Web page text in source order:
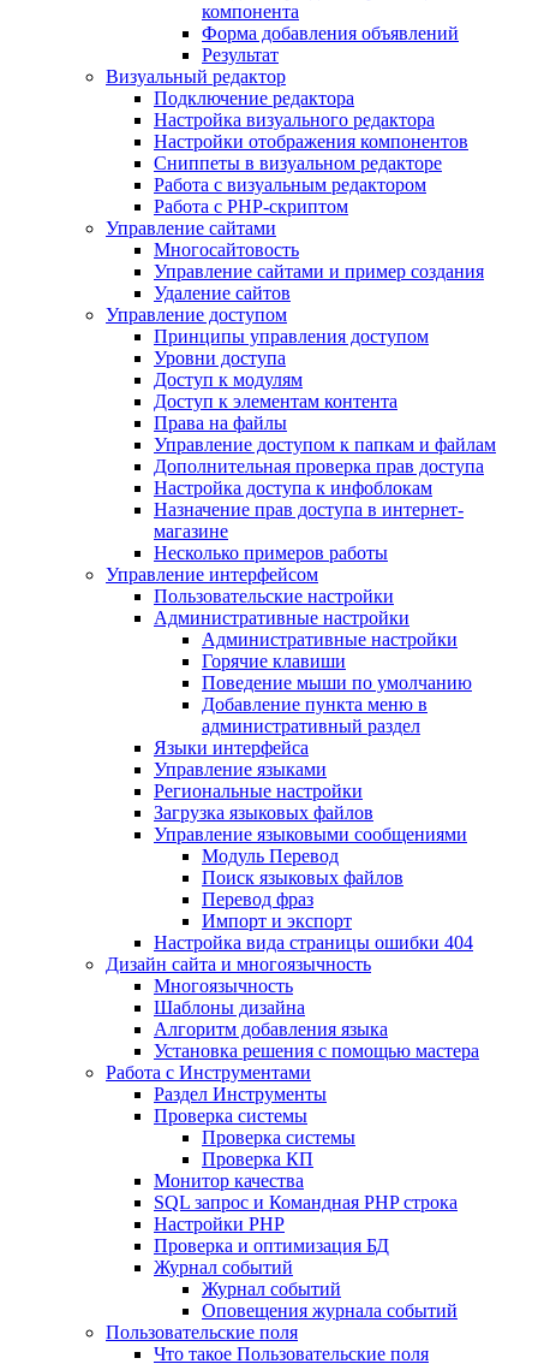
компонента
Форма добавления объявлений
Результат
Визуальный редактор
Подключение редактора
Настройка визуального редактора
Настройки отображения компонентов
Сниппеты в визуальном редакторе
Работа с визуальным редактором
Работа с PHP-скриптом
Управление сайтами
Многосайтовость
Управление сайтами и пример создания
Удаление сайтов
Управление доступом
Принципы управления доступом
Уровни доступа
Доступ к модулям
Доступ к элементам контента
Права на файлы
Управление доступом к папкам и файлам
Дополнительная проверка прав доступа
Настройка доступа к инфоблокам
Назначение прав доступа в интернет-
магазине
Несколько примеров работы
Управление интерфейсом
Пользовательские настройки
Административные настройки
Административные настройки
Горячие клавиши
Поведение мыши по умолчанию
Добавление пункта меню в
административный раздел
Языки интерфейса
Управление языками
Региональные настройки
Загрузка языковых файлов
Управление языковыми сообщениями
Mодуль Перевод
Поиск языковых файлов
Перевод фраз
Импорт и экспорт
Настройка вида страницы ошибки 404
Дизайн сайта и многоязычность
Многоязычность
Шаблоны дизайна
Алгоритм добавления языка
Установка решения с помощью мастера
Работа с Инструментами
Раздел Инструменты
Проверка системы
Проверка системы
Проверка КП
Монитор качества
SQL запрос и Командная PHP строка
Настройки PHP
Проверка и оптимизация БД
Журнал событий
Журнал событий
Оповещения журнала событий
Пользовательские поля
Что такое Пользовательские поля